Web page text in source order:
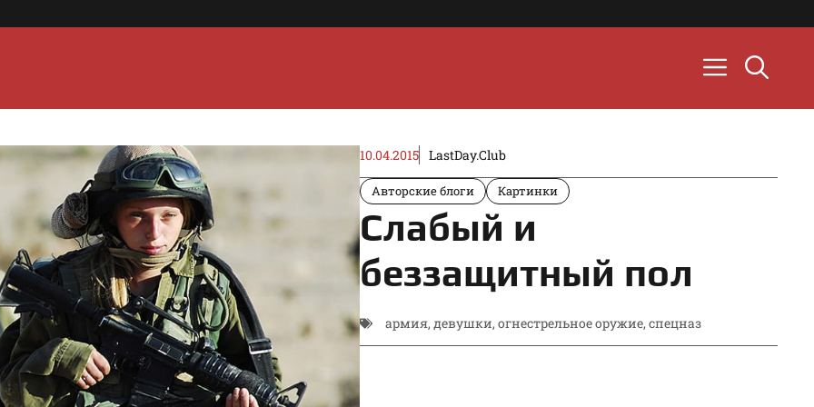
10.04.2015 LastDay.Club
Авторские блоги Картинки
Слабый и
беззащитный пол
армия,девушки,огнестрельное оружие,спецназ